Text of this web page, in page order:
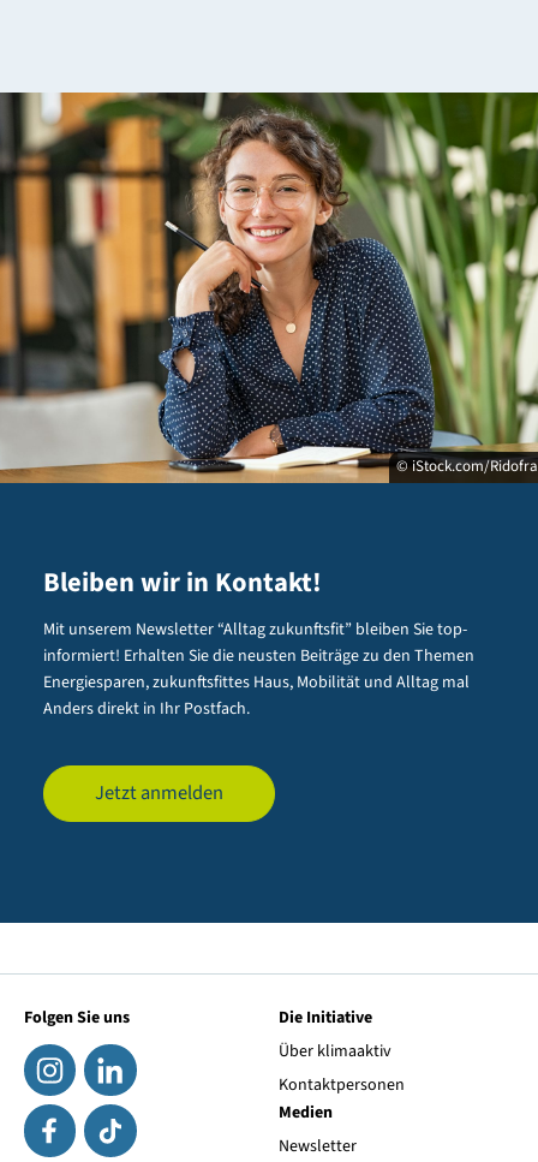
© iStock.com/
Bleiben wir in Kontakt!
Mit unserem Newsletter “Alltag zukunftsfit” bleiben Sie top-
informiert! Erhalten Sie die neusten Beiträge zu den Themen
Energiesparen, zukunftsfittes Haus, Mobilität und Alltag mal
Anders direkt in Ihr Postfach.
Jetzt anmelden
Folgen Sie uns
Die Initiative
Über klimaaktiv
Kontaktpersonen
Medien
Newsletter